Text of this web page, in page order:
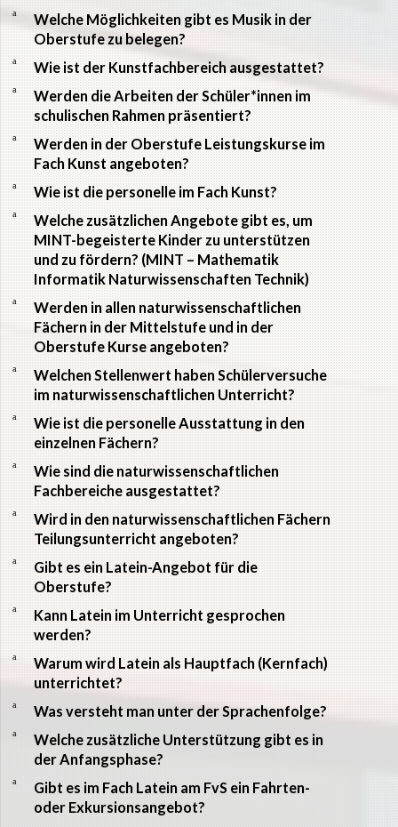
a
Welche Möglichkeiten gibt es Musik in der
Oberstufe zu belegen?
a Wie ist der Kunstfachbereich ausgestattet?
a
Werden die Arbeiten der Schüler*innen im
schulischen Rahmen präsentiert?
a
Werden in der Oberstufe Leistungskurse im
Fach Kunst angeboten?
a Wie ist die personelle im Fach Kunst?
a
Welche zusätzlichen Angebote gibt es, um
MINT-begeisterte Kinder zu unterstützen
und zu fördern? (MINT – Mathematik
Informatik Naturwissenschaften Technik)
a
Werden in allen naturwissenschaftlichen
Fächern in der Mittelstufe und in der
Oberstufe Kurse angeboten?
a
Welchen Stellenwert haben Schülerversuche
im naturwissenschaftlichen Unterricht?
a
Wie ist die personelle Ausstattung in den
einzelnen Fächern?
a
Wie sind die naturwissenschaftlichen
Fachbereiche ausgestattet?
a
Wird in den naturwissenschaftlichen Fächern
Teilungsunterricht angeboten?
a
Gibt es ein Latein-Angebot für die
Oberstufe?
a
Kann Latein im Unterricht gesprochen
werden?
a
Warum wird Latein als Hauptfach (Kernfach)
unterrichtet?
a Was versteht man unter der Sprachenfolge?
a
Welche zusätzliche Unterstützung gibt es in
der Anfangsphase?
a
Gibt es im Fach Latein am FvS ein Fahrten-
oder Exkursionsangebot?